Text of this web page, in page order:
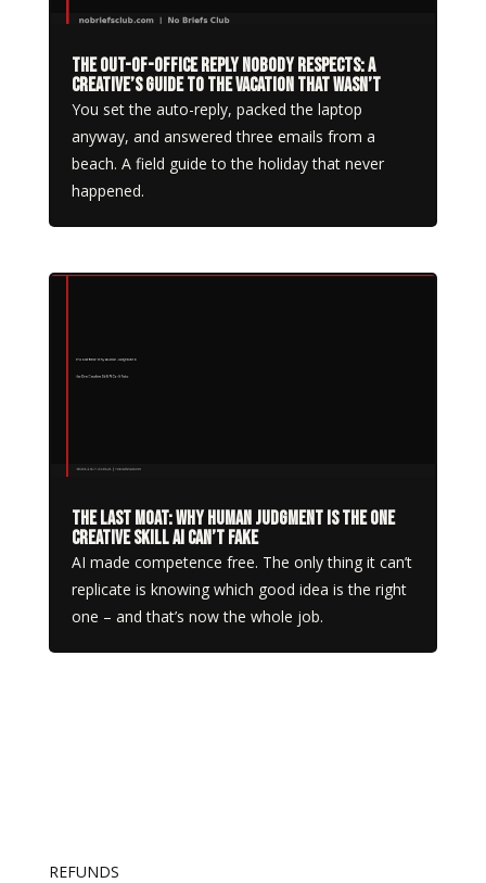
The Out-of-Office Reply Nobody Respects: A
Creative’s Guide to the Vacation That Wasn’t
You set the auto-reply, packed the laptop
anyway, and answered three emails from a
beach. A field guide to the holiday that never
happened.
The Last Moat: Why Human Judgment Is the One
Creative Skill AI Can’t Fake
AI made competence free. The only thing it can’t
replicate is knowing which good idea is the right
one – and that’s now the whole job.
REFUNDS